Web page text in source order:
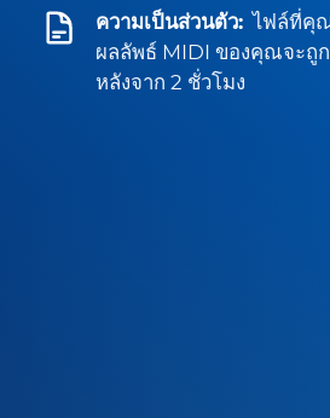
ความเป็นส่วนตัว: ไฟล์ที่คุ
ผลลัพธ์ MIDI ของคุณจะถู
หลังจาก 2 ชั่วโมง